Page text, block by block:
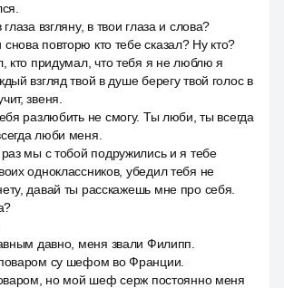
взгляну, в твои глаза и слова?
повторю кто тебе сказал? Ну кто?
кто придумал, что тебя я не люблю я
взгляд твой в душе берегу твой голос в
звеня.
разлюбить не смогу. Ты люби, ты всегда
люби меня.
мы с тобой подружились и я тебе
одноклассников, убедил тебя не
давай ты расскажешь мне про себя.
давно, меня звали Филипп.
су шефом во Франции.
но мой шеф серж постоянно меня